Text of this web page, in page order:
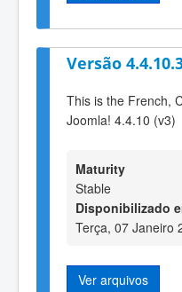
Versão
This is the French,
Joomla! 4.4.10 (v3)
Maturity
Stable
Disponibilizado
Terça, 07 Janeiro
Ver arquivos